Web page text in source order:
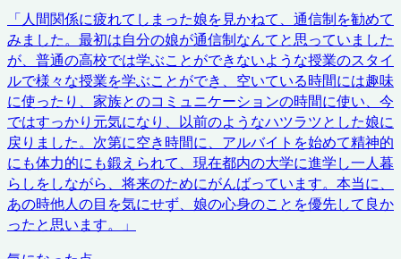
「人間関係に疲れてしまった娘を見かねて、通信制を勧めて
みました。最初は自分の娘が通信制なんてと思っていました
が、普通の高校では学ぶことができないような授業のスタイ
ルで様々な授業を学ぶことができ、空いている時間には趣味
に使ったり、家族とのコミュニケーションの時間に使い、今
ではすっかり元気になり、以前のようなハツラツとした娘に
戻りました。次第に空き時間に、アルバイトを始めて精神的
にも体力的にも鍛えられて、現在都内の大学に進学し一人暮
らしをしながら、将来のためにがんばっています。本当に、
あの時他人の目を気にせず、娘の心身のことを優先して良か
ったと思います。
」